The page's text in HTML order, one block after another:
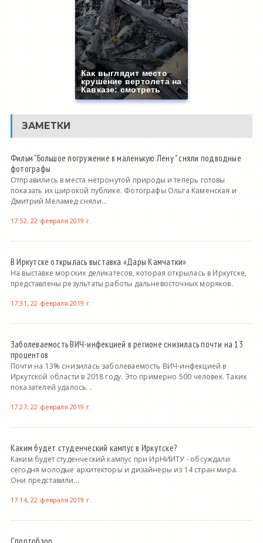
Как выглядит место
крушение вертолета на
Кавказе: смотреть
ЗАМЕТКИ
Фильм "Большое погружение в маленькую Лену " сняли подводные
фотографы
Отправились в места нетронутой природы и теперь готовы
показать их широкой публике. Фотографы Ольга Каменская и
Дмитрий Меламед сняли...
17:52, 22 февраля 2019 г.
В Иркутске открылась выставка «Дары Камчатки»
На выставке морских деликатесов, которая открылась в Иркутске,
представлены результаты работы дальневосточных моряков.
17:31, 22 февраля 2019 г.
Заболеваемость ВИЧ-инфекцией в регионе снизилась почти на 13
процентов
Почти на 13% снизилась заболеваемость ВИЧ-инфекцией в
Иркутской области в 2018 году. Это примерно 500 человек. Таких
показателей удалось...
17:27, 22 февраля 2019 г.
Каким будет студенческий кампус в Иркутске?
Каким будет студенческий кампус при ИрНИИТУ - обсуждали
сегодня молодые архитекторы и дизайнеры из 14 стран мира.
Они представили...
17:14, 22 февраля 2019 г.